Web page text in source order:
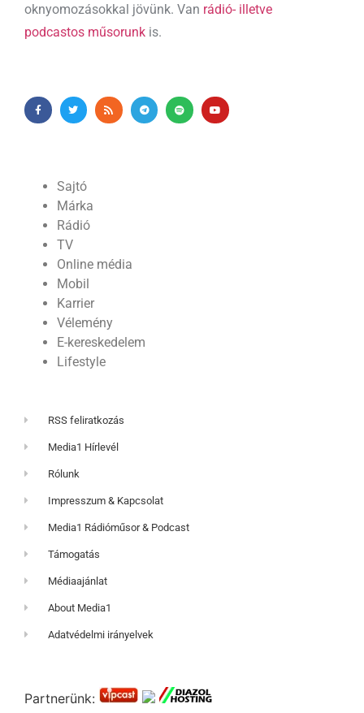
oknyomozásokkal jövünk. Van rádió- illetve
podcastos műsorunk is.
Sajtó
Márka
Rádió
TV
Online média
Mobil
Karrier
Vélemény
E-kereskedelem
Lifestyle
RSS feliratkozás
Media1 Hírlevél
Rólunk
Impresszum & Kapcsolat
Media1 Rádióműsor & Podcast
Támogatás
Médiaajánlat
About Media1
Adatvédelmi irányelvek
Partnerünk: